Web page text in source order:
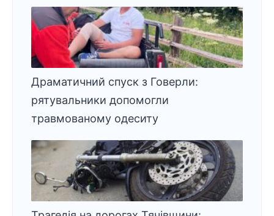
Драматичний спуск з Говерли:
рятувальники допомогли
травмованому одеситу